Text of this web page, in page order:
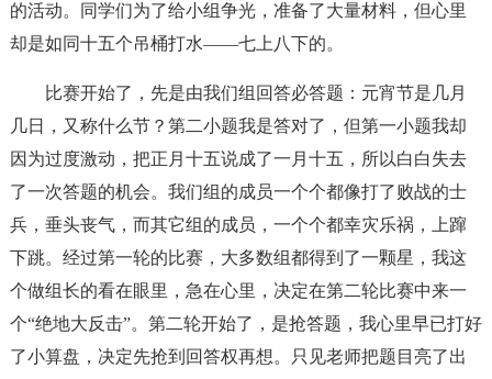
的活动。同学们为了给小组争光，准备了大量材料，但心里
却是如同十五个吊桶打水——七上八下的。
比赛开始了，先是由我们组回答必答题：元宵节是几月
几日，又称什么节？第二小题我是答对了，但第一小题我却
因为过度激动，把正月十五说成了一月十五，所以白白失去
了一次答题的机会。我们组的成员一个个都像打了败战的士
兵，垂头丧气，而其它组的成员，一个个都幸灾乐祸，上蹿
下跳。经过第一轮的比赛，大多数组都得到了一颗星，我这
个做组长的看在眼里，急在心里，决定在第二轮比赛中来一
个“绝地大反击”。第二轮开始了，是抢答题，我心里早已打好
了小算盘，决定先抢到回答权再想。只见老师把题目亮了出